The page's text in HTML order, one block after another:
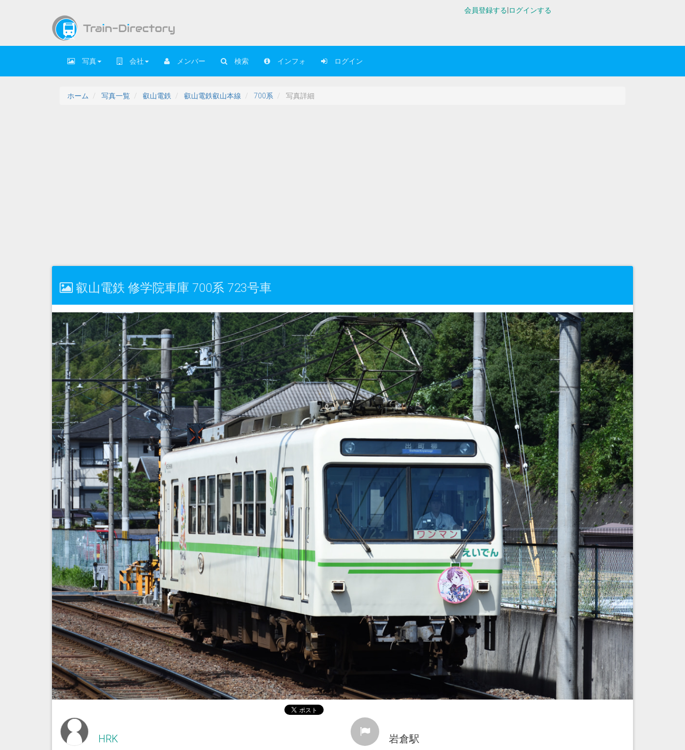
会員登録する ログインする
写真 会社 メンバー 検索 インフォ ログイン
ホーム 写真一覧 叡山電鉄 叡山電鉄叡山本線 700系 写真詳細
叡山電鉄 修学院車庫 700系 723号車
HRK 岩倉駅